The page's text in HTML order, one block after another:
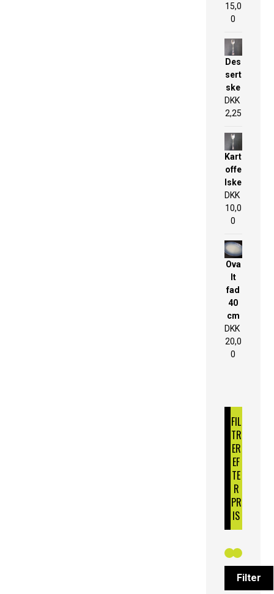
15,0
0
Des
sert
ske
DKK
2,25
Kart
offe
lske
DKK
10,0
0
Ova
lt
fad
40
cm
DKK
20,0
0
FIL
TR
ER
EF
TE
R
PR
IS
Filter